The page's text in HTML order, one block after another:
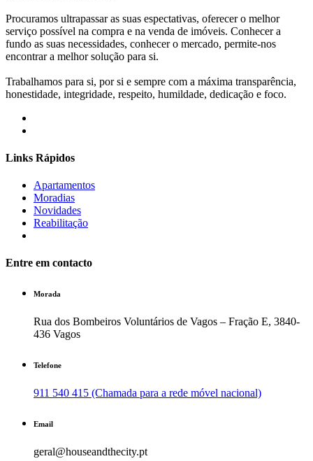
Procuramos ultrapassar as suas espectativas, oferecer o melhor
serviço possível na compra e na venda de imóveis. Conhecer a
fundo as suas necessidades, conhecer o mercado, permite-nos
encontrar a melhor solução para si.
Trabalhamos para si, por si e sempre com a máxima transparência,
honestidade, integridade, respeito, humildade, dedicação e foco.
Links Rápidos
Apartamentos
Moradias
Novidades
Reabilitação
Entre em contacto
Morada
Rua dos Bombeiros Voluntários de Vagos – Fração E, 3840-
436 Vagos
Telefone
911 540 415 (Chamada para a rede móvel nacional)
Email
geral@houseandthecity.pt